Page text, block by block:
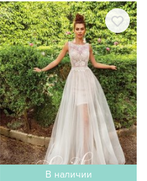
В наличии